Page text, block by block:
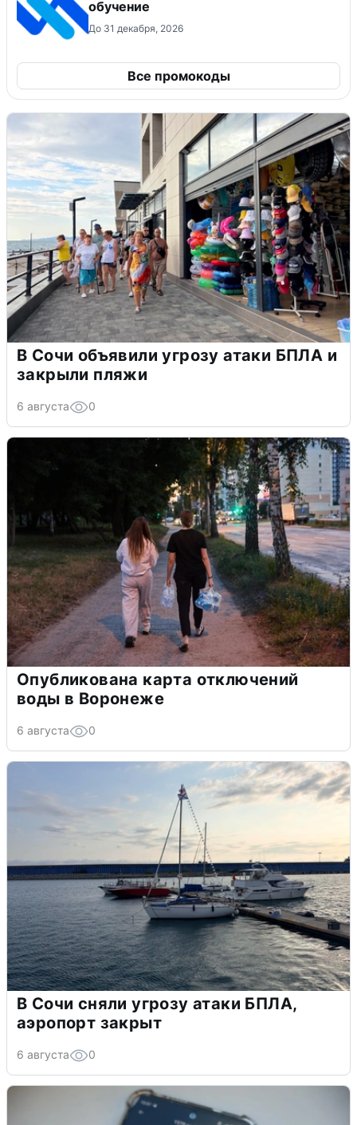
обучение
До 31 декабря, 2026
Все промокоды
В Сочи объявили угрозу атаки БПЛА и
закрыли пляжи
6 августа 0
Опубликована карта отключений
воды в Воронеже
6 августа 0
В Сочи сняли угрозу атаки БПЛА,
аэропорт закрыт
6 августа 0